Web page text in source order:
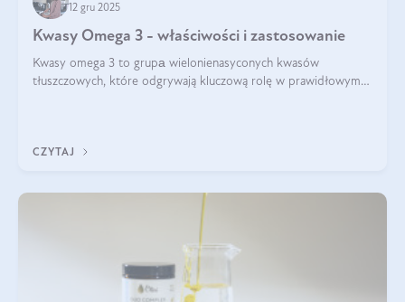
12 gru 2025
Kwasy Omega 3 - właściwości i zastosowanie
Kwasy omega 3 to grupа wielonienasyconych kwasów
tłuszczowych, które odgrywają kluczową rolę w prawidłowym
CZYTAJ